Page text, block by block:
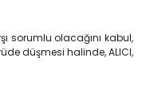
sorumlu olacağını kabul,
düşmesi halinde, ALICI,